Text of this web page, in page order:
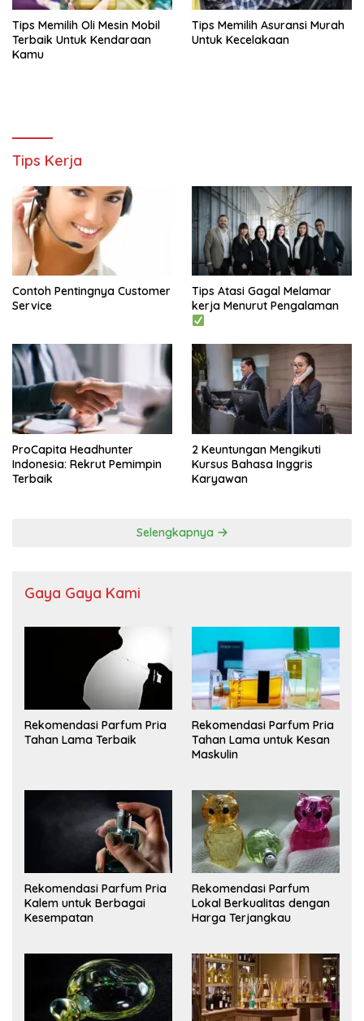
Tips Memilih Oli Mesin Mobil
Terbaik Untuk Kendaraan
Kamu
Tips Memilih Asuransi Murah
Untuk Kecelakaan
Tips Kerja
Contoh Pentingnya Customer
Service
Tips Atasi Gagal Melamar
kerja Menurut Pengalaman
ProCapita Headhunter
Indonesia: Rekrut Pemimpin
Terbaik
2 Keuntungan Mengikuti
Kursus Bahasa Inggris
Karyawan
Selengkapnya
Gaya Gaya Kami
Rekomendasi Parfum Pria
Tahan Lama Terbaik
Rekomendasi Parfum Pria
Tahan Lama untuk Kesan
Maskulin
Rekomendasi Parfum Pria
Kalem untuk Berbagai
Kesempatan
Rekomendasi Parfum
Lokal Berkualitas dengan
Harga Terjangkau